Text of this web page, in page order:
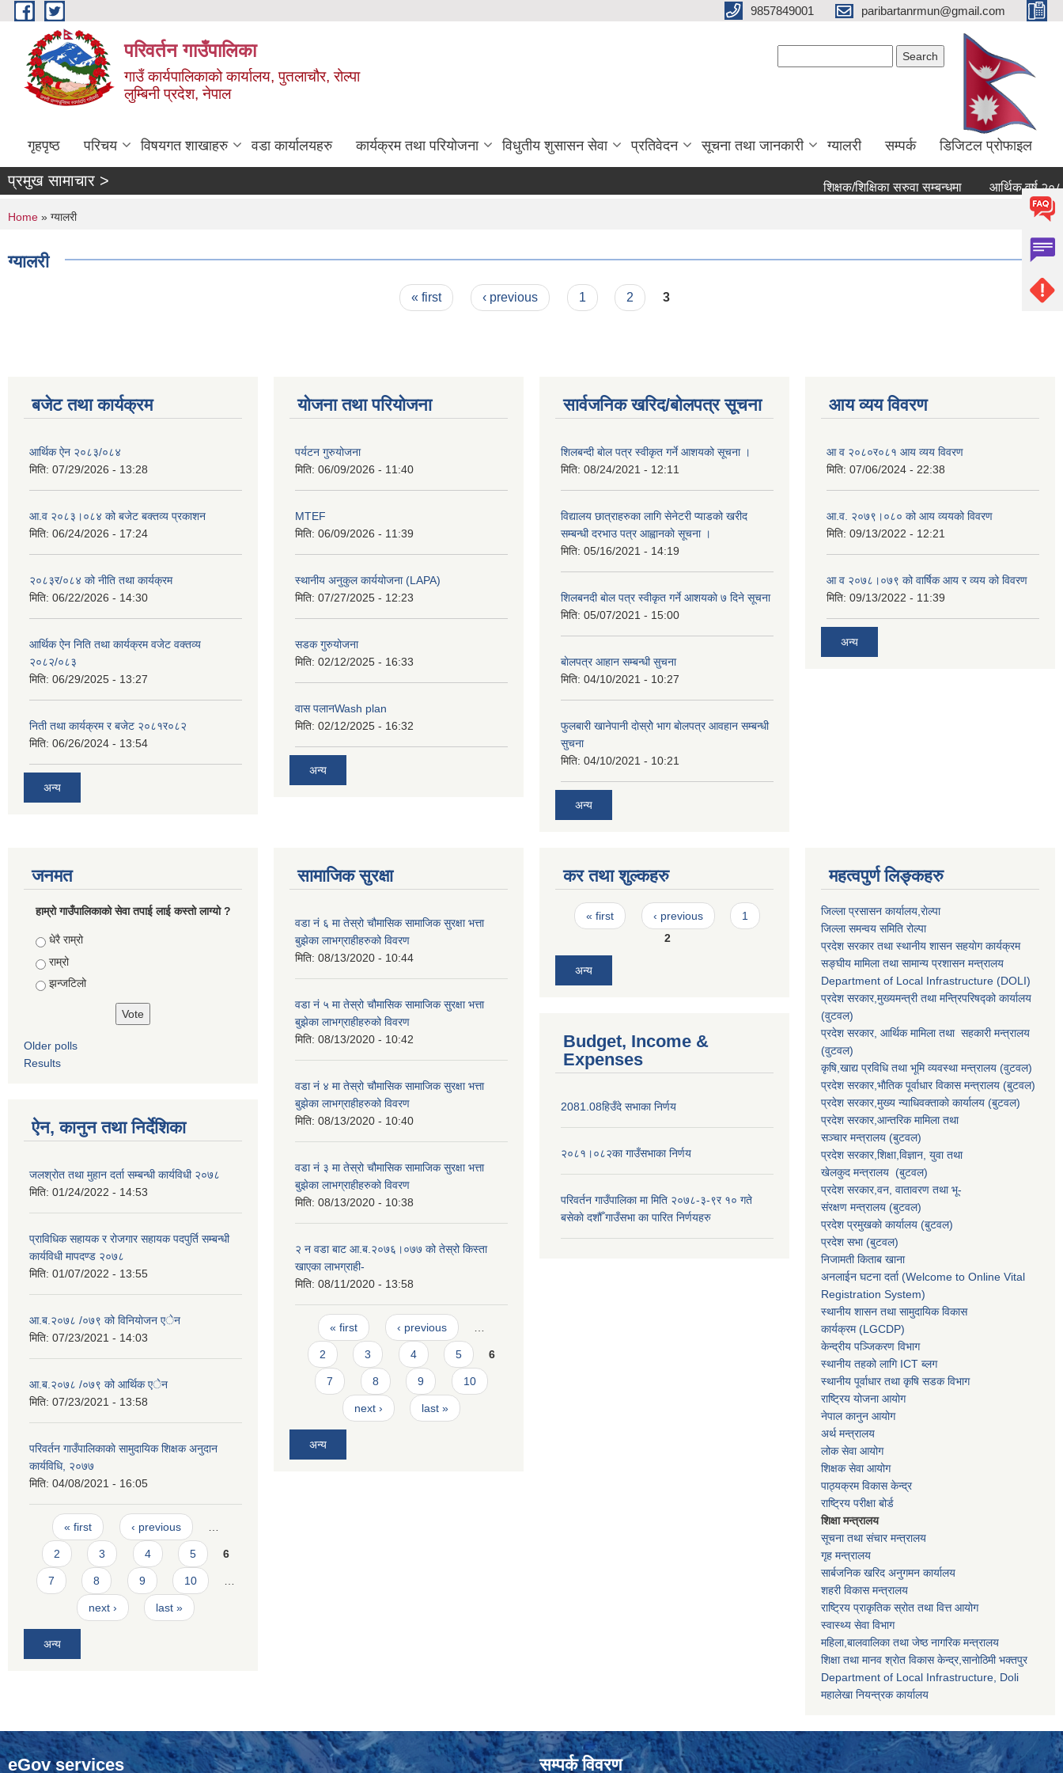
Skip to main content 9857849001 paribartanrmun@gmail.com
परिवर्तन गाउँपालिका
गाउँ कार्यपालिकाको कार्यालय, पुतलाचौर, रोल्पा
लुम्बिनी प्रदेश, नेपाल
गृहपृष्ठ परिचय विषयगत शाखाहरु वडा कार्यालयहरु कार्यक्रम तथा परियोजना विधुतीय शुसासन सेवा प्रतिवेदन सूचना तथा जानकारी ग्यालरी सम्पर्क डिजिटल प्रोफाइल
प्रमुख सामाचार > शिक्षक/शिक्षिका सरुवा सम्बन्धमा आर्थिक वर्ष २०८२ ८३
You are here
Home » ग्यालरी
ग्यालरी
« first ‹ previous 1 2 3
बजेट तथा कार्यक्रम
आर्थिक ऐन २०८३/०८४
मिति: 07/29/2026 - 13:28
आ.व २०८३।०८४ को बजेट बक्तव्य प्रकाशन
मिति: 06/24/2026 - 17:24
२०८३र/०८४ को नीति तथा कार्यक्रम
मिति: 06/22/2026 - 14:30
आर्थिक ऐन निति तथा कार्यक्रम वजेट वक्तव्य
२०८२/०८३
मिति: 06/29/2025 - 13:27
निती तथा कार्यक्रम र बजेट २०८१र०८२
मिति: 06/26/2024 - 13:54
अन्य
योजना तथा परियोजना
पर्यटन गुरुयोजना
मिति: 06/09/2026 - 11:40
MTEF
मिति: 06/09/2026 - 11:39
स्थानीय अनुकुल कार्ययोजना (LAPA)
मिति: 07/27/2025 - 12:23
सडक गुरुयोजना
मिति: 02/12/2025 - 16:33
वास पलानWash plan
मिति: 02/12/2025 - 16:32
अन्य
सार्वजनिक खरिद/बोलपत्र सूचना
शिलबन्दी बाेल पत्र स्वीकृत गर्ने आशयको सूचना ।
मिति: 08/24/2021 - 12:11
विद्यालय छात्राहरुका लागि सेनेटरी प्याडको खरीद
सम्बन्धी दरभाउ पत्र आह्वानकाे सूचना ।
मिति: 05/16/2021 - 14:19
शिलबनदी बाेल पत्र स्वीकृत गर्ने आशयकाे ७ दिने सूचना
मिति: 05/07/2021 - 15:00
बाेलपत्र आहान सम्बन्धी सुचना
मिति: 04/10/2021 - 10:27
फुलबारी खानेपानी दाेस्राेे भाग बाेलपत्र आवहान सम्बन्धी
सुचना
मिति: 04/10/2021 - 10:21
अन्य
आय व्यय विवरण
आ व २०८०र०८१ आय व्यय विवरण
मिति: 07/06/2024 - 22:38
आ.व. २०७९।०८० को आय व्ययको विवरण
मिति: 09/13/2022 - 12:21
आ‍ व २०७८।०७९ को वार्षिक आय र व्यय को विवरण
मिति: 09/13/2022 - 11:39
अन्य
जनमत
हाम्रो गाउँपालिकाको सेवा तपाई लाई कस्तो लाग्यो ?
Choices
धेरै राम्रो
राम्रो
झन्जटिलो
Older polls
Results
ऐन, कानुन तथा निर्देशिका
जलश्राेत तथा मुहान दर्ता सम्बन्धी कार्यविधी २०७८
मिति: 01/24/2022 - 14:53
प्राविधिक सहायक र रोजगार सहायक पदपुर्ति सम्बन्धी
कार्यविधी मापदण्ड २०७८
मिति: 01/07/2022 - 13:55
आ.ब.२०७८ /०७९ को विनियाेजन एेन
मिति: 07/23/2021 - 14:03
आ.ब.२०७८ /०७९ को आर्थिक ‌‌एेन
मिति: 07/23/2021 - 13:58
परिवर्तन गाउँपालिकाकाे सामुदायिक शिक्षक अनुदान
कार्यविधि, २०७७
मिति: 04/08/2021 - 16:05
Pages
« first ‹ previous
2 3 4 5 6
7 8 9 10
next › last »
अन्य
सामाजिक सुरक्षा
वडा नं ६ मा तेस्रो चौमासिक सामाजिक सुरक्षा भत्ता
बुझेका लाभग्राहीहरुको विवरण
मिति: 08/13/2020 - 10:44
वडा नं ५ मा तेस्रो चौमासिक सामाजिक सुरक्षा भत्ता
बुझेका लाभग्राहीहरुको विवरण
मिति: 08/13/2020 - 10:42
वडा नं ४ मा तेस्रो चौमासिक सामाजिक सुरक्षा भत्ता
बुझेका लाभग्राहीहरुको विवरण
मिति: 08/13/2020 - 10:40
वडा नं ३ मा तेस्रो चौमासिक सामाजिक सुरक्षा भत्ता
बुझेका लाभग्राहीहरुको विवरण
मिति: 08/13/2020 - 10:38
२ न‌ वडा बाट आ.ब.२०७६।०७७ को तेस्रो किस्ता
खाएका लाभग्राही-
मिति: 08/11/2020 - 13:58
Pages
« first ‹ previous
2 3 4 5 6
7 8 9 10
next › last »
अन्य
कर तथा शुल्कहरु
Pages
« first ‹ previous
1
2
अन्य
Budget, Income &
Expenses
2081.08हिउँदे सभाका निर्णय
२०८१।०८२का गाउँसभाका निर्णय
परिवर्तन गाउँपालिका मा मिति २०७८-३-९र १० गते
बसेकाे दशौँ गाउँसभा का पारित निर्णयहरु
महत्वपुर्ण लिङ्कहरु
जिल्ला प्रसासन कार्यालय,राेल्पा
जिल्ला समन्वय समिति रोल्पा
प्रदेश सरकार तथा स्थानीय शासन सहयाेग कार्यक्रम
सङ्‍घीय मामिला तथा सामान्य प्रशासन मन्त्रालय
Department of Local Infrastructure (DOLI)
प्रदेश सरकार,मुख्यमन्त्री तथा मन्त्रिपरिषद्को कार्यालय
(वुटवल)
प्रदेश सरकार, आर्थिक मामिला तथा सहकारी मन्त्रालय
(वुटवल)
कृषि,खाद्य प्रविधि तथा भूमि व्यवस्था मन्त्रालय (वुटवल)
प्रदेश सरकार,भाैतिक पूर्वाधार विकास मन्त्रालय (बुटवल)
प्रदेश सरकार,मुख्य न्याधिवक्ताकाे कार्यालय (बुटवल)
प्रदेश सरकार,आन्तरिक मामिला तथा
सञ्चार मन्त्रालय (बुटवल)
प्रदेश सरकार,शिक्षा,विज्ञान, युवा तथा
खेलकुद मन्त्रालय (बुटवल)
प्रदेश सरकार,वन, वातावरण तथा भू-
संरक्षण मन्त्रालय (बुटवल)
प्रदेश प्रमुखकाे कार्यालय (बुटवल)
प्रदेश सभा (बुटवल)
निजामती किताब खाना
अनलाईन घटना दर्ता (Welcome to Online Vital
Registration System)
स्थानीय शासन तथा सामुदायिक विकास
कार्यक्रम (LGCDP)
केन्द्रीय पञ्जिकरण विभाग
स्थानीय तहको लागि ICT ब्लग
स्थानीय पूर्वाधार तथा कृषि सडक विभाग
राष्ट्रिय योजना आयोग
नेपाल कानुन आयोग
अर्थ मन्त्रालय
लोक सेवा आयोग
शिक्षक सेवा आयोग
पाठ्यक्रम विकास केन्द्र
राष्ट्रिय परीक्षा बोर्ड
शिक्षा मन्त्रालय
सूचना तथा संचार मन्त्रालय
गृह मन्त्रालय
सार्बजनिक खरिद अनुगमन कार्यालय
शहरी विकास मन्त्रालय
राष्ट्रिय प्राकृतिक स्रोत तथा वित्त आयोग
स्वास्थ्य सेवा विभाग
महिला,बालवालिका तथा जेष्ठ नागरिक मन्त्रालय
शिक्षा तथा मानव श्राेत विकास केन्द्र,सानाेठिमी भक्तपुर
Department of Local Infrastructure, Doli
महालेखा नियन्त्रक कार्यालय
eGov services सम्पर्क विवरण